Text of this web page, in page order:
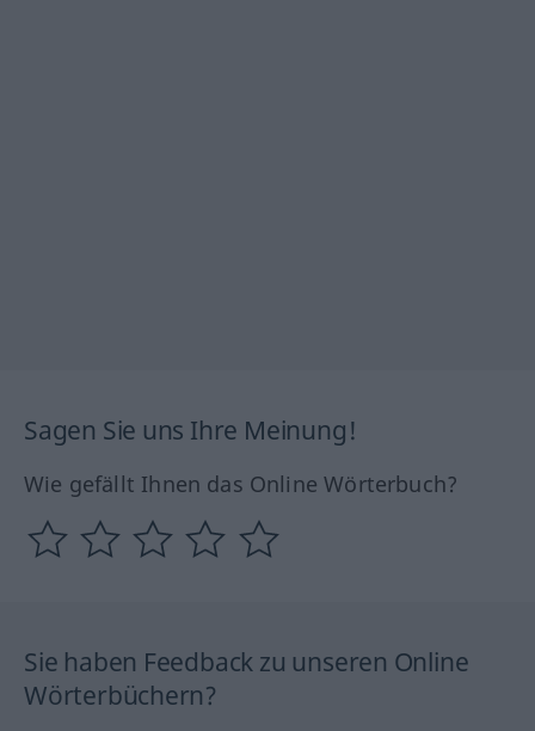
Sagen Sie uns Ihre Meinung!
Wie gefällt Ihnen das Online Wörterbuch?
Sie haben Feedback zu unseren Online
Wörterbüchern?